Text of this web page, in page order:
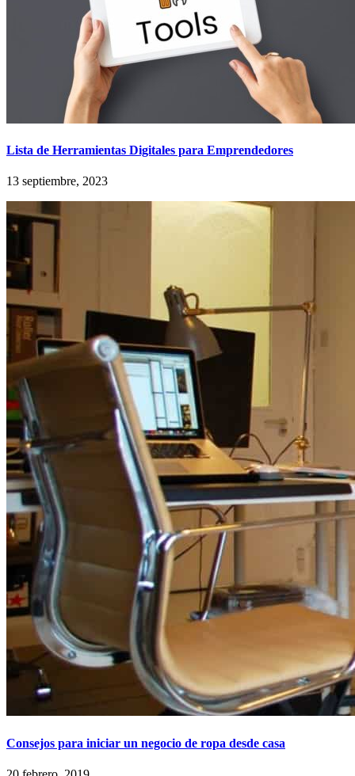
Lista de Herramientas Digitales para Emprendedores
13 septiembre, 2023
Consejos para iniciar un negocio de ropa desde casa